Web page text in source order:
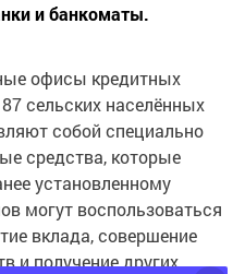
и банкоматы.
офисы кредитных
сельских населённых
собой специально
средства, которые
установленному
могут воспользоваться
вклада, совершение
и получение других